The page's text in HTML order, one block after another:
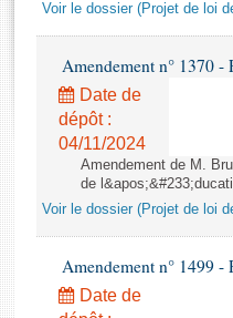
Rapports d'enquête
Rapports législatifs
Rapports sur l'application
Baromètre de l’application
Dossiers législatifs
Questions écrites et orales
Comptes rendus des débats
Liens vers les sites
Voir le dossier (Projet de loi
Amendement n° 1370 -
Date de
dépôt :
04/11/2024
Amendement de M.
de
Voir le dossier (Projet de loi
Amendement n° 1499 -
Date de